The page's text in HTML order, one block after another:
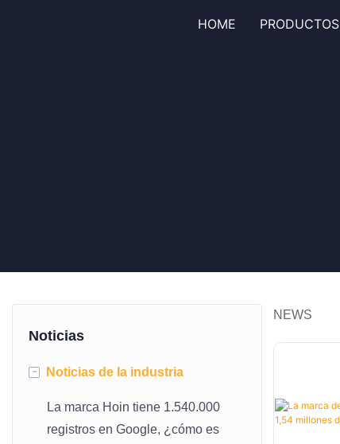
HOME PRODUCTOS
Noticias
- Noticias de la industria
La marca Hoin tiene 1.540.000
registros en Google, ¿cómo es
NEWS